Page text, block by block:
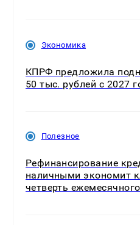
Экономика
КПРФ предложила
50 тыс. рублей с 2027
Полезное
Рефинансирование
наличными экономит
четверть